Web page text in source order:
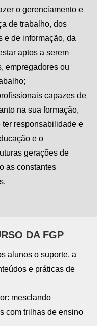
o gerenciamento e
de trabalho, dos
e de informação, da
aptos a serem
empregadores ou
capazes de
na sua formação,
responsabilidade e
e o
gerações de
as constantes
DA FGP
alunos o suporte, a
e práticas de
mesclando
com trilhas de ensino